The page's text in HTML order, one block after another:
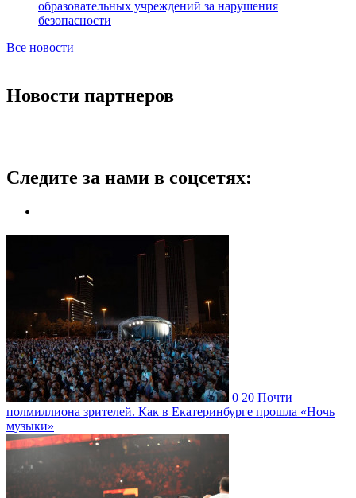
образовательных учреждений за нарушения
безопасности
Все новости
Новости партнеров
Следите за нами в соцсетях:
0 20 Почти
полмиллиона зрителей. Как в Екатеринбурге прошла «Ночь
музыки»